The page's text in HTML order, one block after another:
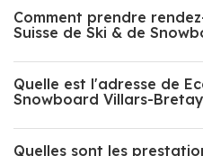
Comment prendre
Suisse de Ski & de
Quelle est l'adresse de
Snowboard Villars-
Quelles sont les